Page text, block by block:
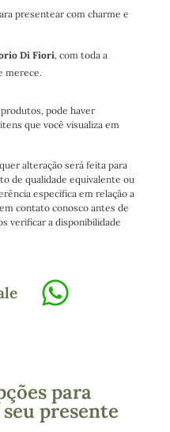
presentear com charme e
Di Fiori, com toda a
merece.
pode haver
que você visualiza em
alteração será feita para
de qualidade equivalente ou
específica em relação a
contato conosco antes de
verificar a disponibilidade
para
presente